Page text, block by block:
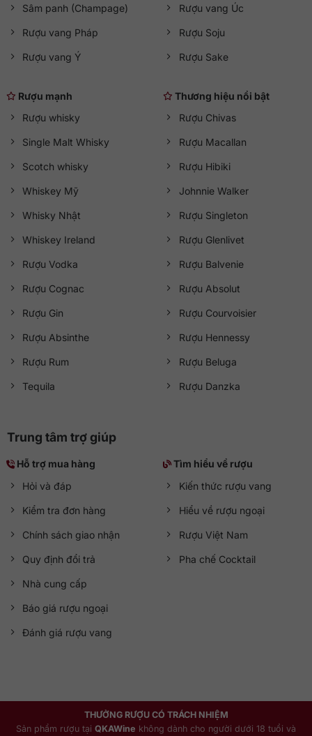
Sâm panh (Champage)
Rượu vang Pháp
Rượu vang Ý
Rượu vang Úc
Rượu Soju
Rượu Sake
Rượu mạnh
Rượu whisky
Single Malt Whisky
Scotch whisky
Whiskey Mỹ
Whisky Nhật
Whiskey Ireland
Rượu Vodka
Rượu Cognac
Rượu Gin
Rượu Absinthe
Rượu Rum
Tequila
Thương hiệu nổi bật
Rượu Chivas
Rượu Macallan
Rượu Hibiki
Johnnie Walker
Rượu Singleton
Rượu Glenlivet
Rượu Balvenie
Rượu Absolut
Rượu Courvoisier
Rượu Hennessy
Rượu Beluga
Rượu Danzka
Trung tâm trợ giúp
Hỗ trợ mua hàng
Hỏi và đáp
Kiểm tra đơn hàng
Chính sách giao nhận
Quy định đổi trả
Nhà cung cấp
Báo giá rượu ngoại
Đánh giá rượu vang
Tìm hiểu về rượu
Kiến thức rượu vang
Hiểu về rượu ngoại
Rượu Việt Nam
Pha chế Cocktail
THƯỞNG RƯỢU CÓ TRÁCH NHIỆM
Sản phẩm rượu tại QKAWine không dành cho người dưới 18 tuổi và